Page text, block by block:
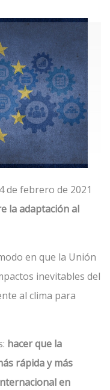
de febrero de 2021
la adaptación al
en que la Unión
inevitables del
al clima para
hacer que la
rápida y más
en